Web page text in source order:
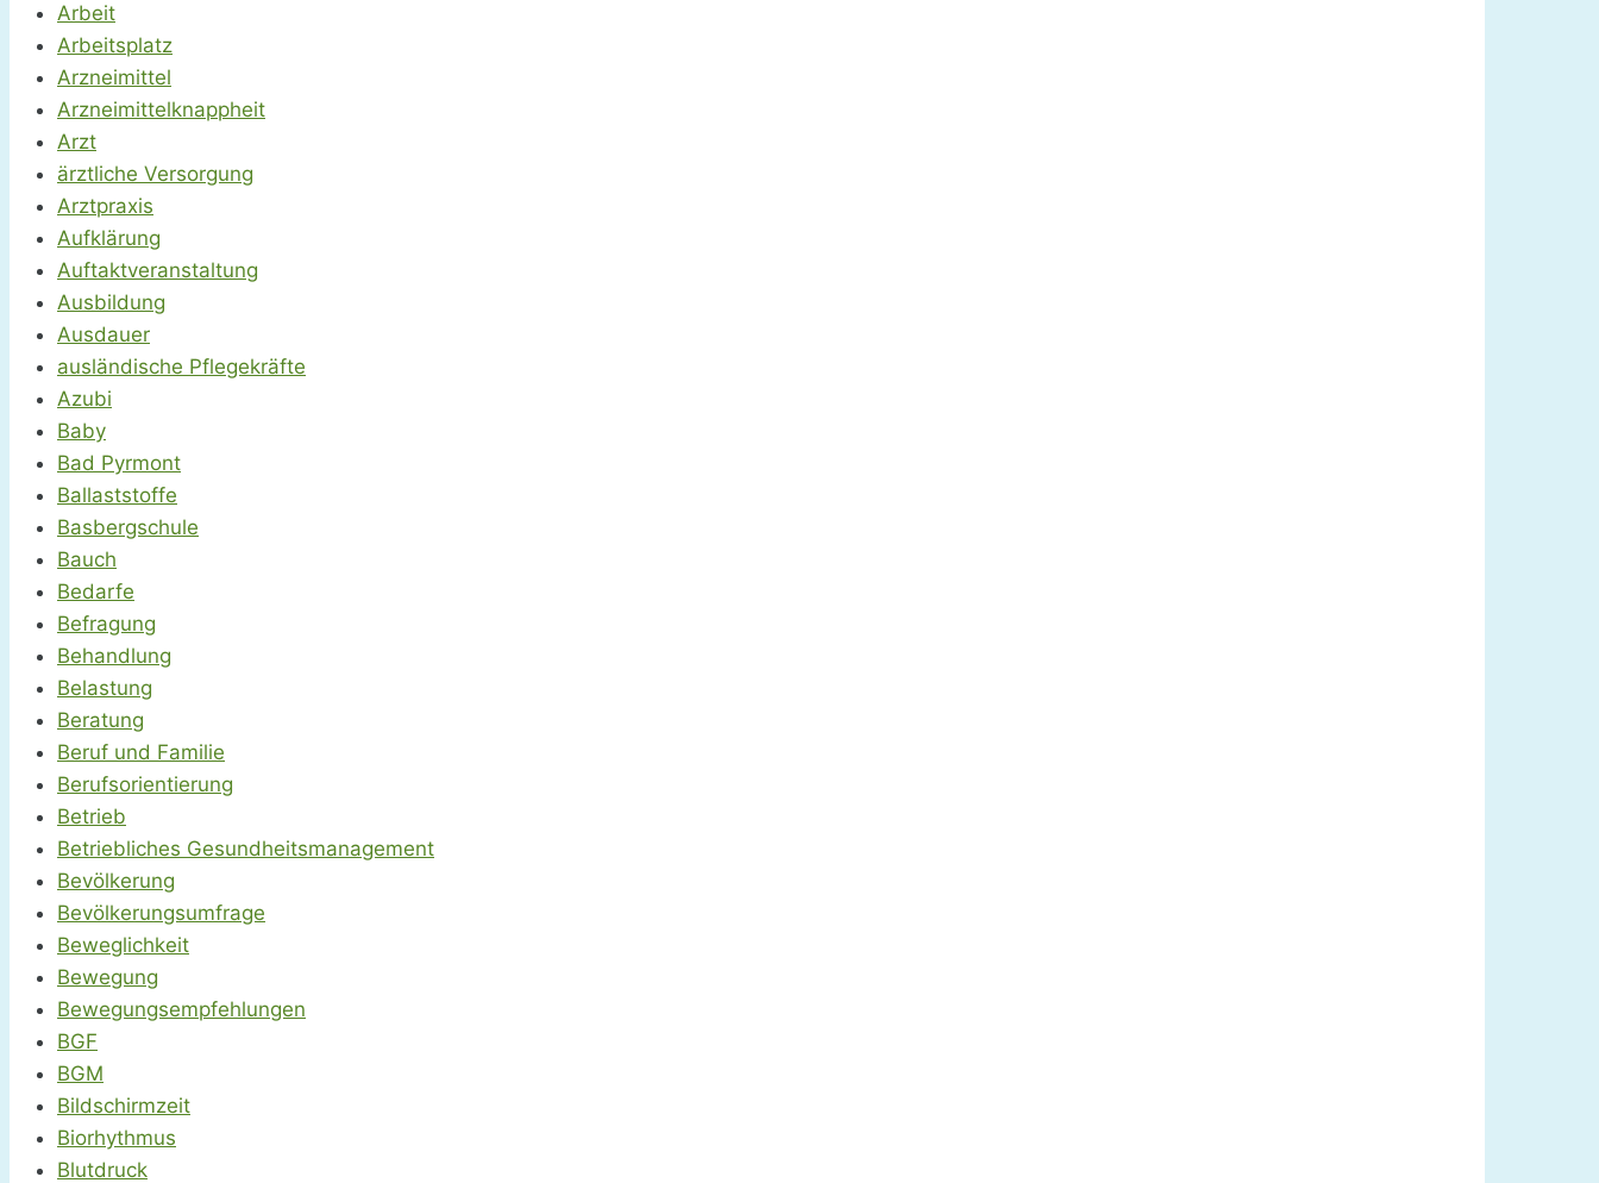
Arbeit
Arbeitsplatz
Arzneimittel
Arzneimittelknappheit
Arzt
ärztliche Versorgung
Arztpraxis
Aufklärung
Auftaktveranstaltung
Ausbildung
Ausdauer
ausländische Pflegekräfte
Azubi
Baby
Bad Pyrmont
Ballaststoffe
Basbergschule
Bauch
Bedarfe
Befragung
Behandlung
Belastung
Beratung
Beruf und Familie
Berufsorientierung
Betrieb
Betriebliches Gesundheitsmanagement
Bevölkerung
Bevölkerungsumfrage
Beweglichkeit
Bewegung
Bewegungsempfehlungen
BGF
BGM
Bildschirmzeit
Biorhythmus
Blutdruck